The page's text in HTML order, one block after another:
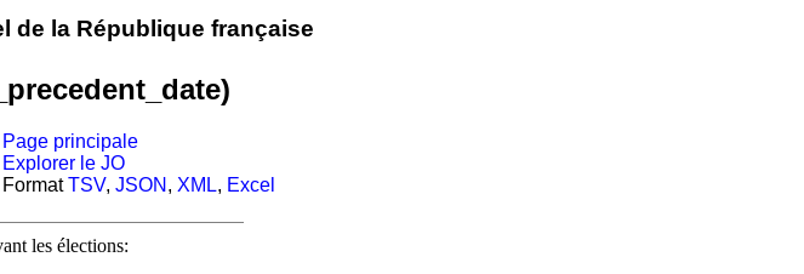
de la République française
Page principale
Explorer le JO
FormatTSV, JSON , XML, Excel
les élections: